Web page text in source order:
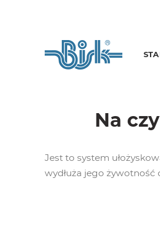
Na
Jest to system
wydłuża jego żywotność